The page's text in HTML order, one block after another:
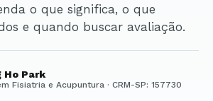
o que significa, o que
e quando buscar avaliação.
Ho Park
Fisiatria e Acupuntura · CRM-SP: 157730